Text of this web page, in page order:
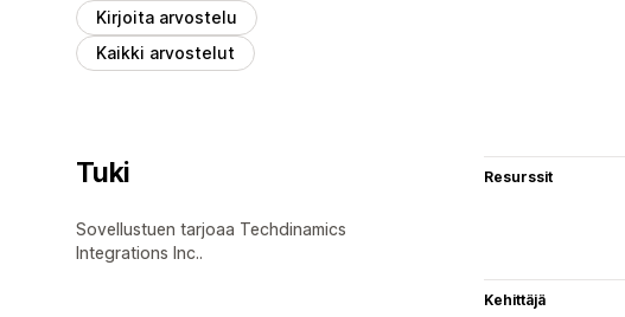
Kirjoita arvostelu
Kaikki arvostelut
Tuki
Sovellustuen tarjoaa Techdinamics
Integrations Inc..
Resurssit
Kehittäjä